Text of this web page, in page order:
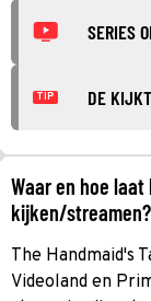
SERIES
TIP DE
Waar en hoe laat
kijken/streamen?
The Handmaid's
Videoland en